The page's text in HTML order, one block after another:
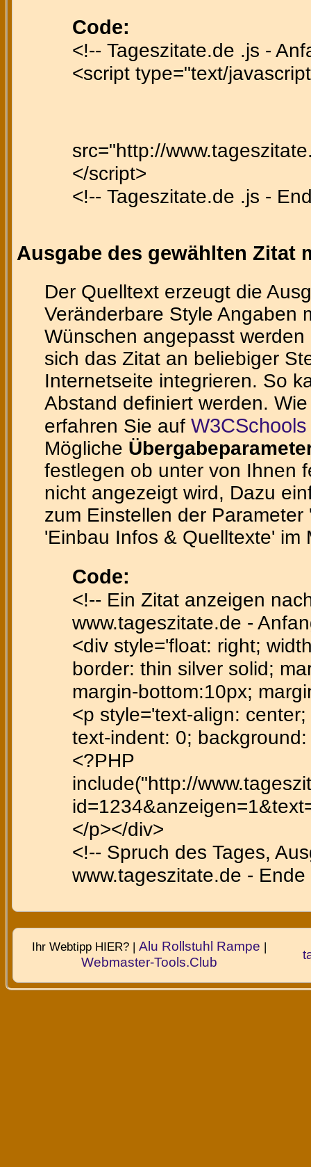
Code:
<!-- Tageszitate.de .js -
<script type="text/
src="http://
</script>
<!-- Tageszitate.de .js -
Ausgabe des gewählten Zitat
Der Quelltext erzeugt die
Veränderbare Style Angaben
Wünschen angepasst
sich das Zitat an beliebiger
Internetseite integrieren. So
Abstand definiert werden.
erfahren Sie auf
Mögliche
festlegen ob unter von Ihnen
nicht angezeigt wird, Dazu
zum Einstellen der
'Einbau Infos & Quelltexte' im
Code:
<!-- Ein Zitat anzeigen
www.tageszitate.de -
<div style='float: right;
border: thin silver solid;
margin-bottom:10px;
<p style='text-align:
text-indent: 0;
<?PHP
include("http://
</p></div>
<!-- Spruch des Tages,
www.tageszitate.de - Ende
Ihr Webtipp HIER? | Alu Rollstuhl Rampe |
Webmaster-Tools.Club